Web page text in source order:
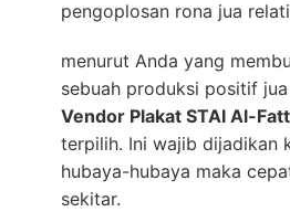
pengoplosan rona jua
menurut Anda yang
sebuah produksi positif
Vendor Plakat STAI Al-
terpilih. Ini wajib dijadikan
hubaya-hubaya maka
sekitar.